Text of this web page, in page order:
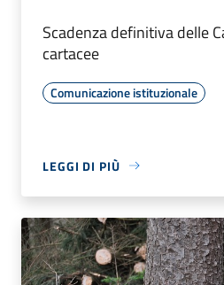
Scadenza definitiva delle
cartacee
Comunicazione istituzionale
LEGGI DI PIÙ